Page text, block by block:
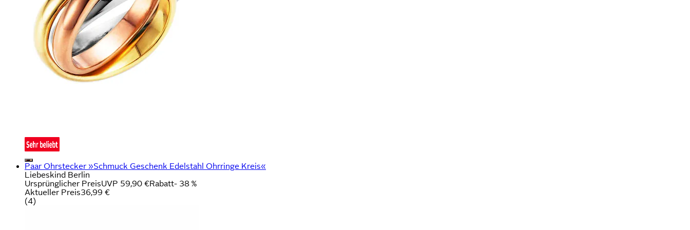
Paar Ohrstecker »Schmuck Geschenk Edelstahl Ohrringe Kreis«
Liebeskind Berlin
Ursprünglicher PreisUVP 59,90 €Rabatt- 38 %
Aktueller Preis36,99 €
(4)